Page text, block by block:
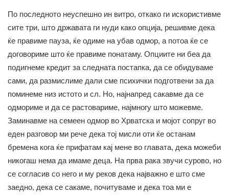
По последното неуспешно ин витро, откако ги искористивме
сите три, што државата ги нуди како опција, решивме дека
ќе правиме пауза, ќе одиме на убав одмор, а потоа ќе се
договориме што ќе правиме понатаму. Опциите ни беа да
подигнеме кредит за следната постапка, да се обидуваме
сами, да размислиме дали сме психички подготвени за да
поминеме низ истото и сл. Но, најнапред сакавме да се
одмориме и да се растовариме, најмногу што можевме.
Заминавме на семеен одмор во Хрватска и мојот сопруг во
еден разговор ми рече дека тој мисли оти ќе останам
бремена кога ќе прифатам кај мене во главата, дека можеби
никогаш нема да имаме деца. На прва рака звучи сурово, но
се согласив со него и му реков дека најважно е што сме
заедно, дека се сакаме, почитуваме и дека тоа ми е